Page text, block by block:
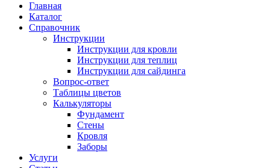
Главная
Каталог
Cправочник
Инструкции
Инструкции для кровли
Инструкции для теплиц
Инструкции для сайдинга
Вопрос-ответ
Таблицы цветов
Калькуляторы
Фундамент
Стены
Кровля
Заборы
Услуги